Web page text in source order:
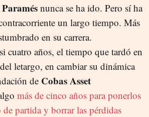
nunca se ha ido. Pero sí ha
un largo tiempo. Más
en su carrera.
cuatro años, el tiempo que tardó en
letargo, en cambiar su dinámica
de Cobas Asset
más de cinco años para ponerlos
partida y borrar las pérdidas